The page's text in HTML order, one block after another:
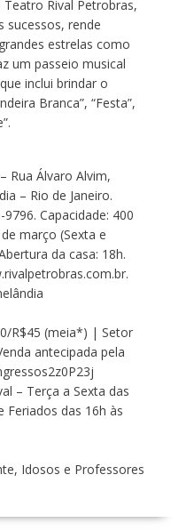
Rival Petrobras,
sucessos, rende
estrelas como
um passeio musical
inclui brindar o
Branca”, “Festa”,
Rua Álvaro Alvim,
– Rio de Janeiro.
9796. Capacidade: 400
março (Sexta e
da casa: 18h.
.
R$45 (meia*) | Setor
antecipada pela
– Terça a Sexta das
Feriados das 16h às
Idosos e Professores